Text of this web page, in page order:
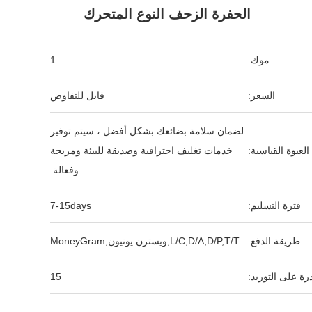
الحفرة الزحف النوع المتحرك
موك: 1
السعر: قابل للتفاوض
العبوة القياسية:
لضمان سلامة بضائعك بشكل أفضل ، سيتم توفير
خدمات تغليف احترافية وصديقة للبيئة ومريحة
وفعالة.
فترة التسليم: 7-15days
طريقة الدفع: L/C,D/A,D/P,T/T,ويسترن يونيون,MoneyGram
على التوريد: 15